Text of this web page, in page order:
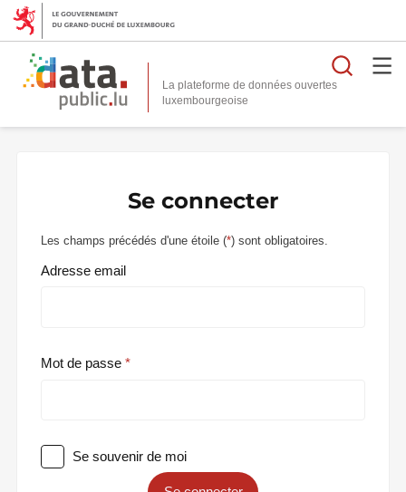
La plateforme de données ouvertes
Se connecter
Les champs précédés d'une étoile (*) sont obligatoires.
Adresse email
Mot de passe
Se souvenir de moi